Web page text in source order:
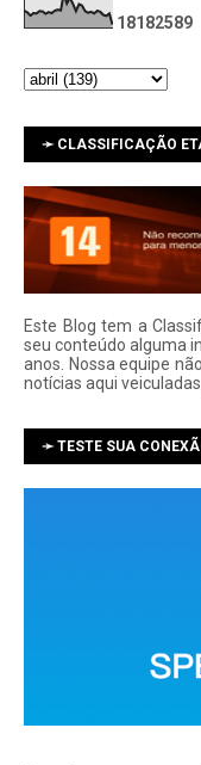
18182589
➛ CLASSIFICAÇÃO
Este Blog tem a
seu conteúdo alguma
anos. Nossa equipe
notí­cias aqui
➛ TESTE SUA